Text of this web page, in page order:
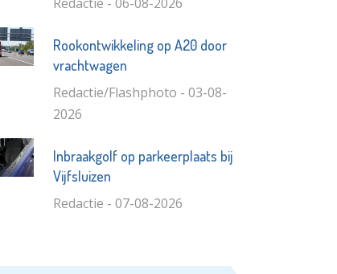
Redactie - 06-08-2026
Rookontwikkeling op A20 door
vrachtwagen
Redactie/Flashphoto - 03-08-
2026
Inbraakgolf op parkeerplaats bij
Vijfsluizen
Redactie - 07-08-2026